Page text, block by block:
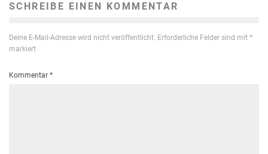
SCHREIBE EINEN KOMMENTAR
Deine E-Mail-Adresse wird nicht veröffentlicht. Erforderliche Felder sind mit *
markiert
Kommentar *